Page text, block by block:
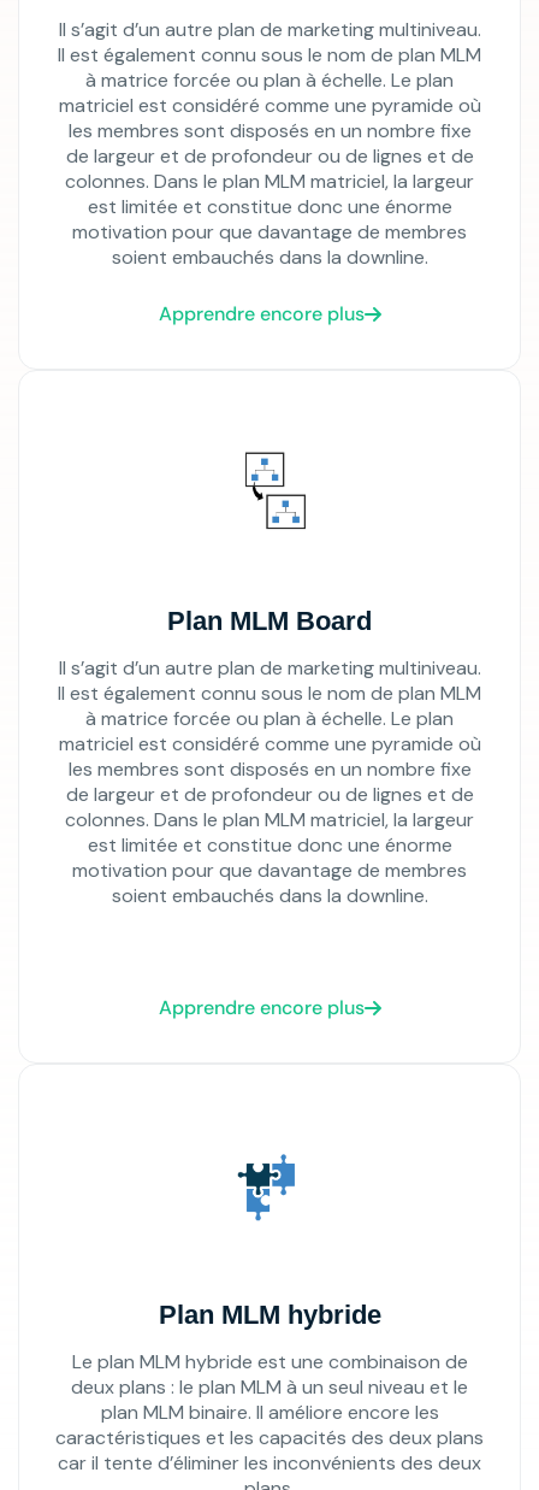
Il s’agit d’un autre plan de marketing multiniveau.
Il est également connu sous le nom de plan MLM
à matrice forcée ou plan à échelle. Le plan
matriciel est considéré comme une pyramide où
les membres sont disposés en un nombre fixe
de largeur et de profondeur ou de lignes et de
colonnes. Dans le plan MLM matriciel, la largeur
est limitée et constitue donc une énorme
motivation pour que davantage de membres
soient embauchés dans la downline.
Apprendre encore plus
Plan MLM Board
Il s’agit d’un autre plan de marketing multiniveau.
Il est également connu sous le nom de plan MLM
à matrice forcée ou plan à échelle. Le plan
matriciel est considéré comme une pyramide où
les membres sont disposés en un nombre fixe
de largeur et de profondeur ou de lignes et de
colonnes. Dans le plan MLM matriciel, la largeur
est limitée et constitue donc une énorme
motivation pour que davantage de membres
soient embauchés dans la downline.
Apprendre encore plus
Plan MLM hybride
Le plan MLM hybride est une combinaison de
deux plans : le plan MLM à un seul niveau et le
plan MLM binaire. Il améliore encore les
caractéristiques et les capacités des deux plans
car il tente d’éliminer les inconvénients des deux